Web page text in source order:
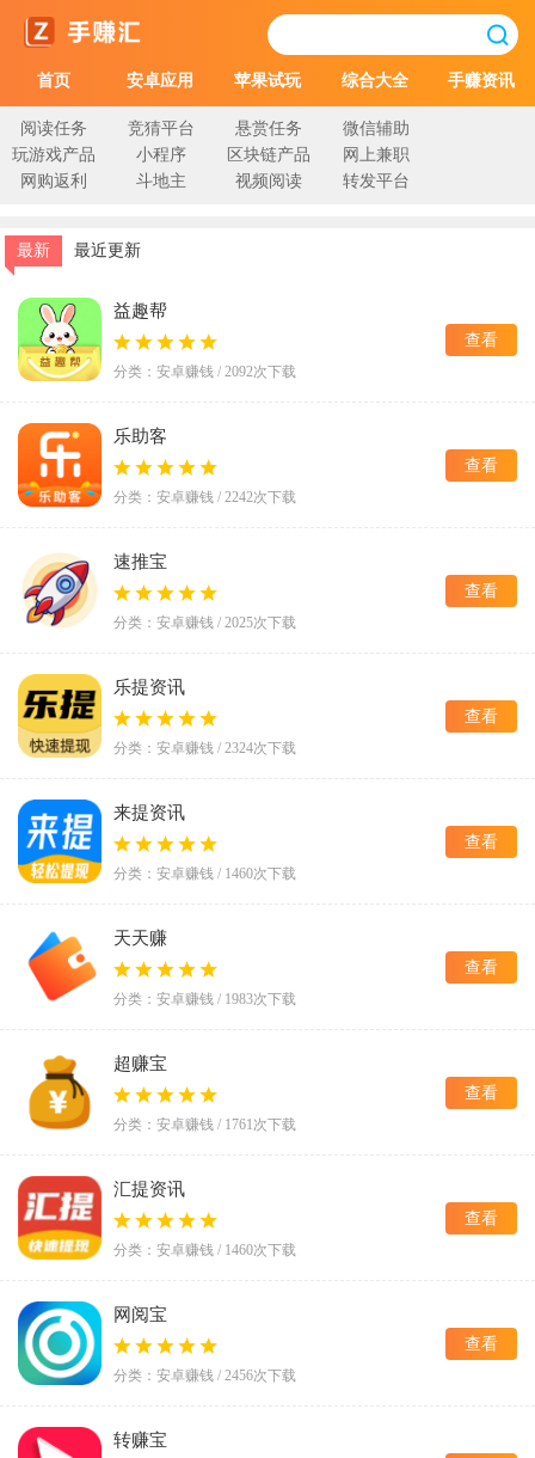
首页 安卓应用 苹果试玩 综合大全 手赚资讯
阅读任务 竞猜平台 悬赏任务
微信辅助
玩游戏产品
小程序 区块链产品
网上兼职
网购返利
斗地主 视频阅读 转发平台
最新 最近更新
益趣帮
分类：安卓赚钱 / 2092次下载
查看
乐助客
分类：安卓赚钱 / 2242次下载
查看
速推宝
分类：安卓赚钱 / 2025次下载
查看
乐提资讯
分类：安卓赚钱 / 2324次下载
查看
来提资讯
分类：安卓赚钱 / 1460次下载
查看
天天赚
分类：安卓赚钱 / 1983次下载
查看
超赚宝
分类：安卓赚钱 / 1761次下载
查看
汇提资讯
分类：安卓赚钱 / 1460次下载
查看
网阅宝
分类：安卓赚钱 / 2456次下载
查看
转赚宝